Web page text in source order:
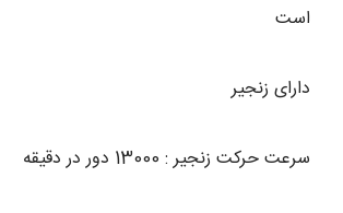
است
دارای زنجیر
سرعت حرکت زنجیر : 13000 دور در دقیقه